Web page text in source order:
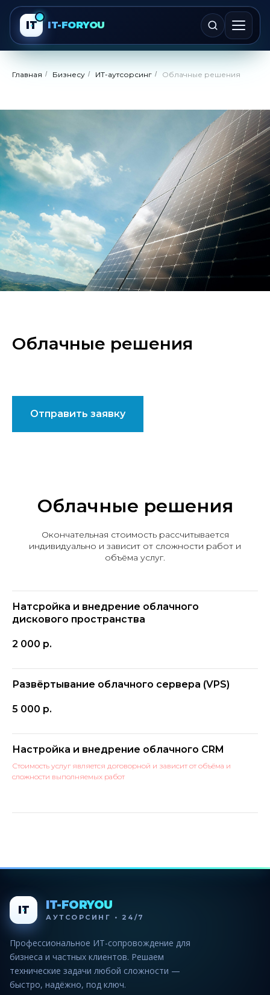
IT IT-FORYOU
Главная / Бизнесу / ИТ-аутсорсинг / Облачные решения
Облачные решения
Отправить заявку
Облачные решения
Окончательная стоимость рассчитывается
индивидуально и зависит от сложности работ и
объёма услуг.
Натсройка и внедрение облачного
дискового пространства
2 000 р.
Развёртывание облачного сервера (VPS)
5 000 р.
Настройка и внедрение облачного CRM
Стоимость услуг является договорной и зависит от объёма и
сложности выполняемых работ
IT IT-FORYOU
АУТСОРСИНГ • 24/7
Профессиональное ИТ-сопровождение для
бизнеса и частных клиентов. Решаем
технические задачи любой сложности —
быстро, надёжно, под ключ.